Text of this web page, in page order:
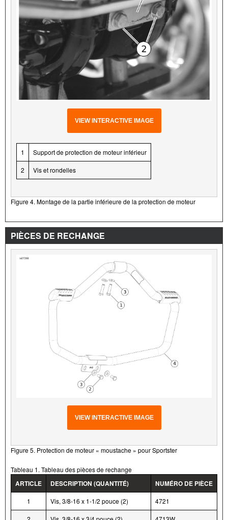
VIEW INTERACTIVE IMAGE
1 Support de protection de moteur inférieur
2 Vis et rondelles
Figure 4. Montage de la partie inférieure de la protection de moteur
PIÈCES DE RECHANGE
VIEW INTERACTIVE IMAGE
Figure 5. Protection de moteur « moustache » pour Sportster
Tableau 1. Tableau des pièces de rechange
ARTICLE DESCRIPTION (QUANTITÉ) NUMÉRO DE PIÈCE
1 Vis, 3/8-16 x 1-1/2 pouce (2) 4721